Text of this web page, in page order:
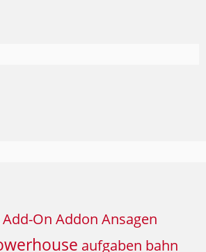
Add-On Addon Ansagen
aufgaben bahn